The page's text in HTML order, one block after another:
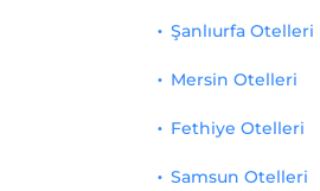
Şanlıurfa Otelleri
Mersin Otelleri
Fethiye Otelleri
Samsun Otelleri